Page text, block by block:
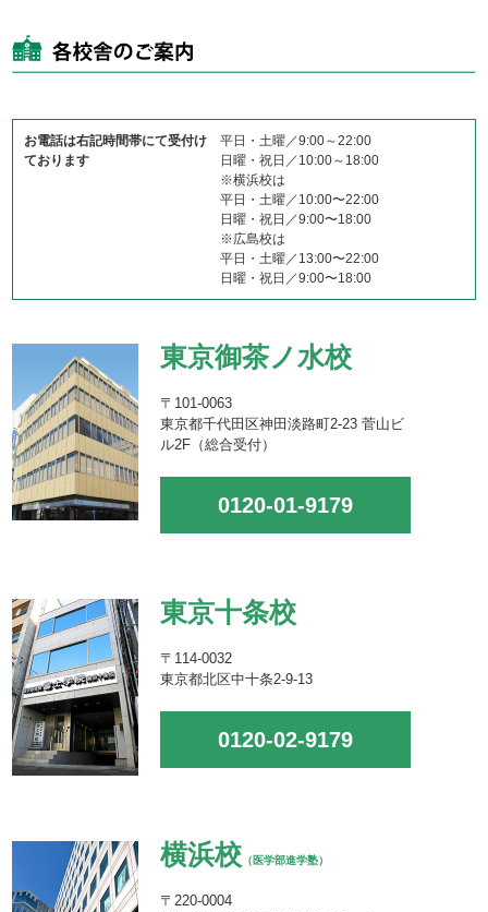
お電話は右記時間帯にて受付け
ております
平日・土曜／9:00～22:00
日曜・祝日／10:00～18:00
※横浜校は
平日・土曜／10:00〜22:00
日曜・祝日／9:00〜18:00
※広島校は
平日・土曜／13:00〜22:00
日曜・祝日／9:00〜18:00
東京御茶ノ水校
〒101-0063
東京都千代田区神田淡路町2-23 菅山ビ
ル2F（総合受付）
0120-01-9179
東京十条校
〒114-0032
東京都北区中十条2-9-13
0120-02-9179
横浜校 （医学部進学塾）
〒220-0004